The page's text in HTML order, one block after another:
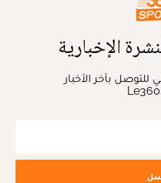
الإخبارية
للتوصل بآخر الأخبار